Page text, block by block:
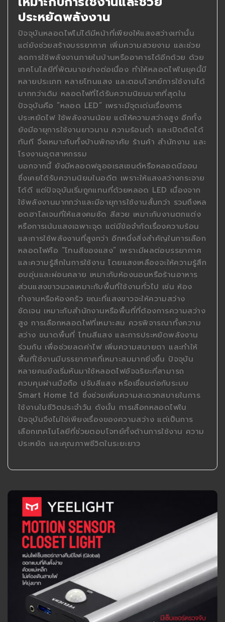
ประหยัดพลังงาน
ปัจจุบันหลอดไฟไม่ได้มีหน้าที่เพียงให้แสงสว่างเท่านั้น
แต่ยังช่วยสร้างบรรยากาศ เพิ่มความสวยงาม และช่วย
ลดการใช้พลังงานภายในบ้านหรืออาคารได้อีกด้วย ด้วย
เทคโนโลยีที่พัฒนาอย่างต่อเนื่อง ทำให้หลอดไฟในยุคนี้มี
หลายประเภท หลายโทนแสง และตอบโจทย์การใช้งานได้
มากกว่าเดิม หลอดไฟที่ได้รับความนิยมมากที่สุดใน
ปัจจุบันคือ “หลอด LED” เพราะมีจุดเด่นเรื่องการ
ประหยัดไฟ ใช้พลังงานน้อย แต่ให้ความสว่างสูง อีกทั้ง
ยังมีอายุการใช้งานยาวนาน ความร้อนต่ำ และเปิดติดได้
ทันที จึงเหมาะกับทั้งบ้านพักอาศัย ร้านค้า สำนักงาน และ
โรงงานอุตสาหกรรม
นอกจากนี้ ยังมีหลอดฟลูออเรสเซนต์หรือหลอดนีออน
ซึ่งเคยได้รับความนิยมในอดีต เพราะให้แสงสว่างกระจาย
ได้ดี แต่ปัจจุบันเริ่มถูกแทนที่ด้วยหลอด LED เนื่องจาก
ใช้พลังงานมากกว่าและมีอายุการใช้งานสั้นกว่า รวมถึงหล
อดฮาโลเจนที่ให้แสงคมชัด สีสวย เหมาะกับงานตกแต่ง
หรือการเน้นแสงเฉพาะจุด แต่มีข้อจำกัดเรื่องความร้อน
และการใช้พลังงานที่สูงกว่า อีกหนึ่งสิ่งสำคัญในการเลือก
หลอดไฟคือ “โทนสีของแสง” เพราะมีผลต่อบรรยากาศ
และความรู้สึกในการใช้งาน โดยแสงเหลืองจะให้ความรู้สึก
อบอุ่นและผ่อนคลาย เหมาะกับห้องนอนหรือร้านอาหาร
ส่วนแสงขาวนวลเหมาะกับพื้นที่ใช้งานทั่วไป เช่น ห้อง
ทำงานหรือห้องครัว ขณะที่แสงขาวจะให้ความสว่าง
ชัดเจน เหมาะกับสำนักงานหรือพื้นที่ที่ต้องการความสว่าง
สูง การเลือกหลอดไฟที่เหมาะสม ควรพิจารณาทั้งความ
สว่าง ขนาดพื้นที่ โทนสีแสง และการประหยัดพลังงาน
ร่วมกัน เพื่อช่วยลดค่าไฟ เพิ่มความสบายตา และทำให้
พื้นที่ใช้งานมีบรรยากาศที่เหมาะสมมากยิ่งขึ้น ปัจจุบัน
หลายคนยังเริ่มหันมาใช้หลอดไฟอัจฉริยะที่สามารถ
ควบคุมผ่านมือถือ ปรับสีแสง หรือเชื่อมต่อกับระบบ
Smart Home ได้ ซึ่งช่วยเพิ่มความสะดวกสบายในการ
ใช้งานในชีวิตประจำวัน ดังนั้น การเลือกหลอดไฟใน
ปัจจุบันจึงไม่ใช่เพียงเรื่องของความสว่าง แต่เป็นการ
เลือกเทคโนโลยีที่ช่วยตอบโจทย์ทั้งด้านการใช้งาน ความ
ประหยัด และคุณภาพชีวิตในระยะยาว